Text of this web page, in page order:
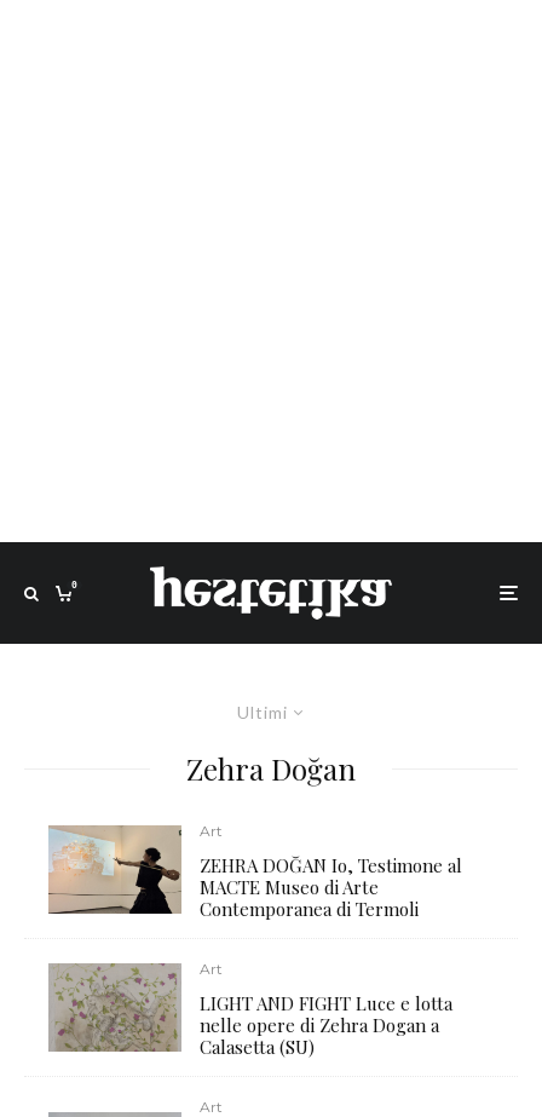
0
Ultimi
Zehra Doğan
Art
ZEHRA DOĞAN Io, Testimone al
MACTE Museo di Arte
Contemporanea di Termoli
Art
LIGHT AND FIGHT Luce e lotta
nelle opere di Zehra Dogan a
Calasetta (SU)
Art